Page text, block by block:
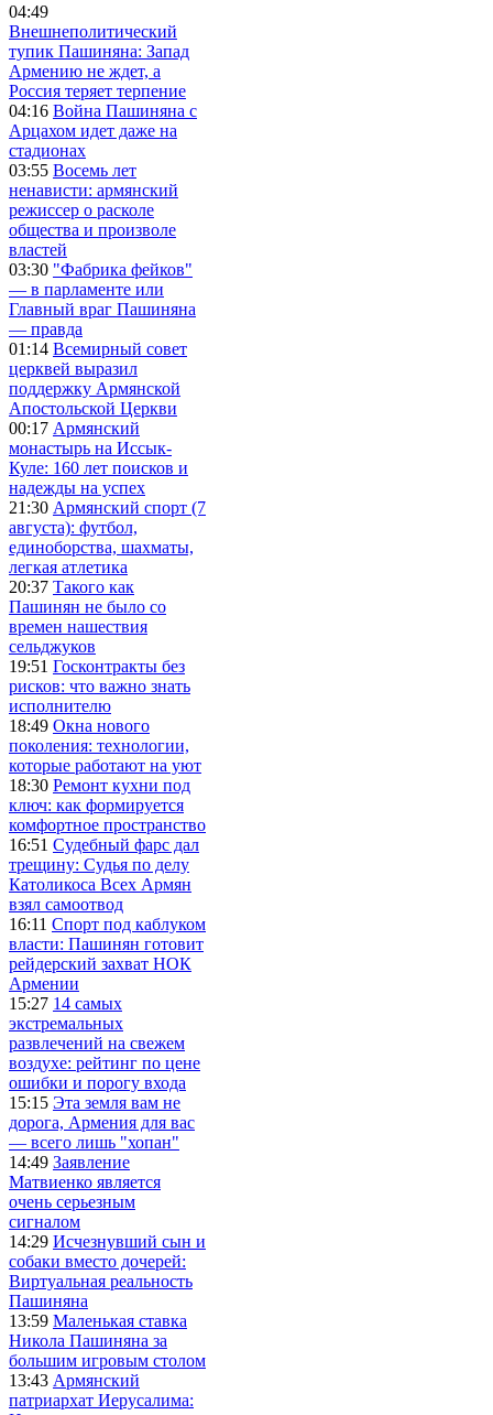
04:49
Внешнеполитический
тупик Пашиняна: Запад
Армению не ждет, а
Россия теряет терпение
04:16 Война Пашиняна с
Арцахом идет даже на
стадионах
03:55 Восемь лет
ненависти: армянский
режиссер о расколе
общества и произволе
властей
03:30 "Фабрика фейков"
— в парламенте или
Главный враг Пашиняна
— правда
01:14 Всемирный совет
церквей выразил
поддержку Армянской
Апостольской Церкви
00:17 Армянский
монастырь на Иссык-
Куле: 160 лет поисков и
надежды на успех
21:30 Армянский спорт (7
августа): футбол,
единоборства, шахматы,
легкая атлетика
20:37 Такого как
Пашинян не было со
времен нашествия
сельджуков
19:51 Госконтракты без
рисков: что важно знать
исполнителю
18:49 Окна нового
поколения: технологии,
которые работают на уют
18:30 Ремонт кухни под
ключ: как формируется
комфортное пространство
16:51 Судебный фарс дал
трещину: Судья по делу
Католикоса Всех Армян
взял самоотвод
16:11 Спорт под каблуком
власти: Пашинян готовит
рейдерский захват НОК
Армении
15:27 14 самых
экстремальных
развлечений на свежем
воздухе: рейтинг по цене
ошибки и порогу входа
15:15 Эта земля вам не
дорога, Армения для вас
— всего лишь "хопан"
14:49 Заявление
Матвиенко является
очень серьезным
сигналом
14:29 Исчезнувший сын и
собаки вместо дочерей:
Виртуальная реальность
Пашиняна
13:59 Маленькая ставка
Никола Пашиняна за
большим игровым столом
13:43 Армянский
патриархат Иерусалима: